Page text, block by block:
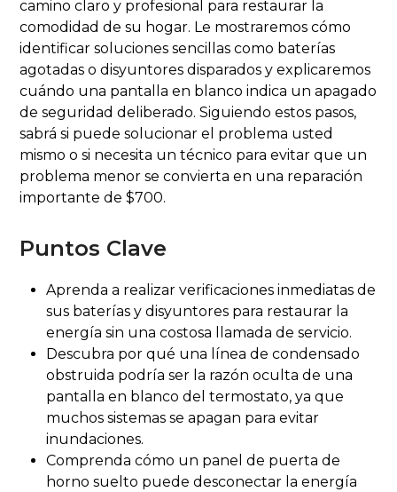
camino claro y profesional para restaurar la
comodidad de su hogar. Le mostraremos cómo
identificar soluciones sencillas como baterías
agotadas o disyuntores disparados y explicaremos
cuándo una pantalla en blanco indica un apagado
de seguridad deliberado. Siguiendo estos pasos,
sabrá si puede solucionar el problema usted
mismo o si necesita un técnico para evitar que un
problema menor se convierta en una reparación
importante de $700.
Puntos Clave
Aprenda a realizar verificaciones inmediatas de
sus baterías y disyuntores para restaurar la
energía sin una costosa llamada de servicio.
Descubra por qué una línea de condensado
obstruida podría ser la razón oculta de una
pantalla en blanco del termostato, ya que
muchos sistemas se apagan para evitar
inundaciones.
Comprenda cómo un panel de puerta de
horno suelto puede desconectar la energía